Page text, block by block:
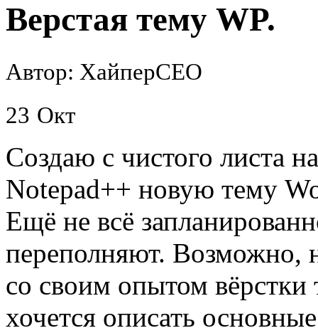
Верстая тему WP.
Автор: ХайперСЕО
23 Окт
Создаю с чистого листа
Notepad++ новую тему
Ещё не всё
переполняют. Возможно,
со своим опытом
хочется описать